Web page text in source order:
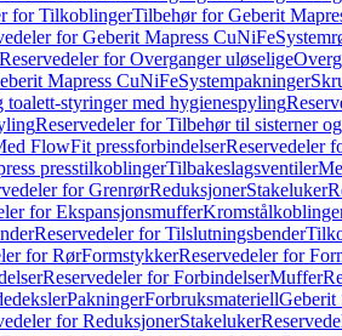
for TilkoblingerTilbehør for Geberit
for Geberit Mapress CuNiFe
Reservedeler for Overganger uløselige
Mapress CuNiFeSystempakninger
toalett-styringer med hygienespyling
Reservedeler for Tilbehør til sisterner
FlowFit pressforbindelserReservedeler
presstilkoblingerTilbakeslagsventiler
for GrenrørReduksjonerStakeluker
for Ekspansjonsmuffer
Reservedeler for Tilslutningsbender
for RørFormstykkerReservedeler for
Reservedeler for ForbindelserMuffer
PakningerForbruksmateriellGeberit
for ReduksjonerStakeluker